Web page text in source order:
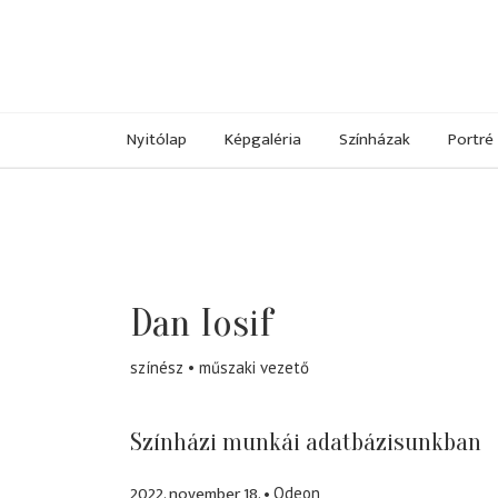
Nyitólap Képgaléria Színházak Portré
Dan Iosif
színész műszaki vezető
Színházi munkái adatbázisunkban
Odeon